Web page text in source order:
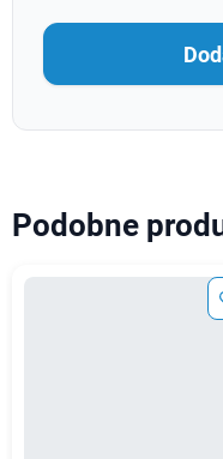
Podobne